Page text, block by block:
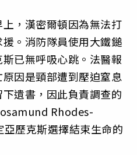
，漢密爾頓因為無法打
。消防隊員使用大鐵鎚
已無呼吸心跳。法醫報
因是頸部遭到壓迫窒息
遺書，因此負責調查的
Rhodes-
歷克斯選擇結束生命的